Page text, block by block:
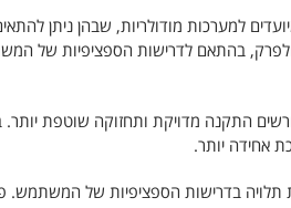
למערכות מודולריות, שבהן ניתן
בהתאם לדרישות הספציפיות של
התקנה מדויקת ותחזוקה שוטפת
אחידה יותר.
תלויה בדרישות הספציפיות של המשתמש.